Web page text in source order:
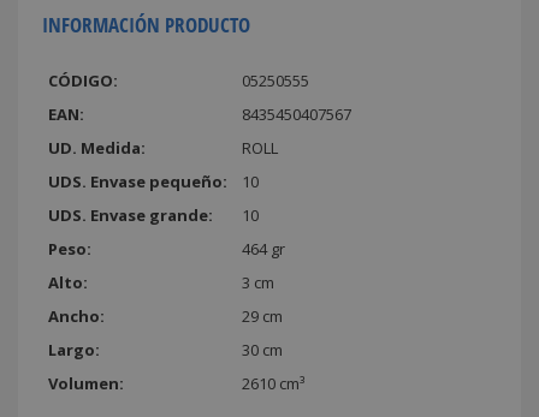
INFORMACIÓN PRODUCTO
CÓDIGO:
05250555
EAN:
8435450407567
UD. Medida:
ROLL
UDS. Envase pequeño:
10
UDS. Envase grande:
10
Peso:
464 gr
Alto:
3 cm
Ancho:
29 cm
Largo:
30 cm
Volumen:
2610 cm³